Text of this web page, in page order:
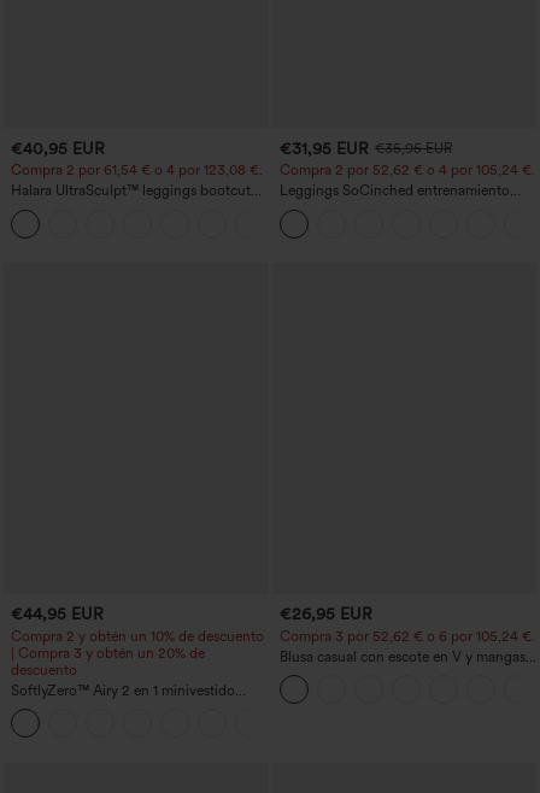
€40,95 EUR
Compra 2 por 61,54 € o 4 por 123,08 €.
Halara UltraSculpt™ leggings bootcut
de yoga de talle alto con fruncido que
levanta los glúteos, control de
abdomen, bolsillos y efecto moldeador.
€31,95 EUR €35,95 EUR
Compra 2 por 52,62 € o 4 por 105,24 €.
Leggings SoCinched entrenamiento
moldeador abdomen bolsillo lateral tiro
alto
€44,95 EUR
Compra 2 y obtén un 10% de descuento
| Compra 3 y obtén un 20% de
descuento
SoftlyZero™ Airy 2 en 1 minivestido
activo de baile con bolsillos — Edición
Easy Peezy — largo extra
€26,95 EUR
Compra 3 por 52,62 € o 6 por 105,24 €.
Blusa casual con escote en V y mangas
cortas abullonadas